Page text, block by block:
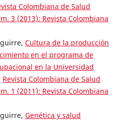
Colombiana de Salud
3 (2013): Revista Colombiana
Cultura de la producción
en el programa de
en la Universidad
Revista Colombiana de Salud
1 (2011): Revista Colombiana
Genética y salud